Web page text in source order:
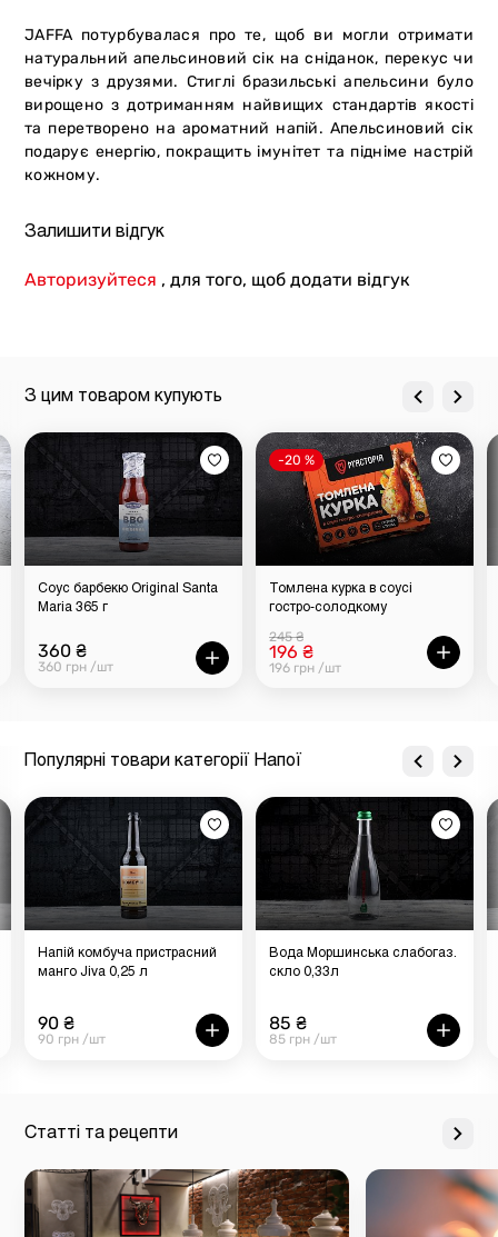
JAFFA потурбувалася про те, щоб ви могли отримати
натуральний апельсиновий сік на сніданок, перекус чи
вечірку з друзями. Стиглі бразильські апельсини було
вирощено з дотриманням найвищих стандартів якості
та перетворено на ароматний напій. Апельсиновий сік
подарує енергію, покращить імунітет та підніме настрій
кожному.
Залишити відгук
Авторизуйтеся , для того, щоб додати відгук
З цим товаром купують
Соус барбекю Original Santa
Maria 365 г
360 ₴
360 грн /шт
-20 %
Томлена курка в соусі
гостро-солодкому
245 ₴
196 ₴
196 грн /шт
Популярні товари категорії Напої
Напій комбуча пристрасний
манго Jiva 0,25 л
90 ₴
90 грн /шт
Вода Моршинська слабогаз.
скло 0,33л
85 ₴
85 грн /шт
Статті та рецепти